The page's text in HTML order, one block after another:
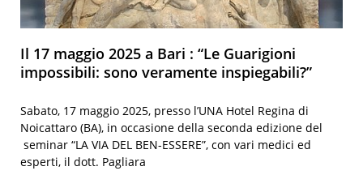
Il 17 maggio 2025 a Bari : “Le Guarigioni
impossibili: sono veramente inspiegabili?”
Sabato, 17 maggio 2025, presso l’UNA Hotel Regina di
Noicattaro (BA), in occasione della seconda edizione del
seminar “LA VIA DEL BEN-ESSERE”, con vari medici ed
esperti, il dott. Pagliara